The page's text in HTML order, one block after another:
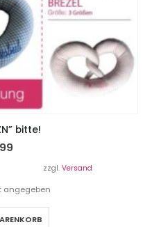
bitte!
zzgl. Versand
angegeben